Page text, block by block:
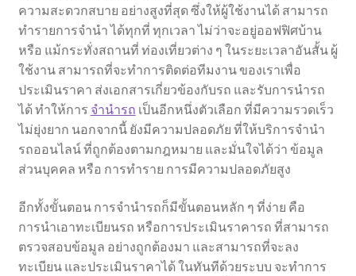
ความสะดวกสบาย อย่างสูงที่สุด ซึ่งให้ผู้ใช้งานได้ สามารถ
ทำรายการจำนำ ได้ทุกที่ ทุกเวลา ไม่ว่าจะอยู่ออฟฟิศบ้าน
หรือ แม้กระทั่งสถานที่ ท่องเที่ยวต่าง ๆ ในระยะเวลาอันสั้น ผู้
ใช้งาน สามารถที่จะทำการติดต่อทีมงาน ของเราเพื่อ
ประเมินราคา ส่งเอกสารเกี่ยวข้องกับรถ และรับการนำรถ
ได้ ทำให้การ จำนำรถ เป็นอีกหนึ่งตัวเลือก ที่มีความรวดเร็ว
ไม่ยุ่งยาก นอกจากนี้ ยังมีความปลอดภัย ที่ให้บริการจำนำ
รถออนไลน์ ที่ถูกต้องตามกฎหมาย และมั่นใจได้ว่า ข้อมูล
ส่วนบุคคล หรือ การทำราย การมีความปลอดภัยสูง
อีกทั้งขั้นตอน การจำนำรถก็มีขั้นตอนหลัก ๆ ที่ง่าย คือ
การนำเอาทะเบียนรถ หรือการประเมินราคารถ ที่สามารถ
ตรวจสอบข้อมูล อย่างถูกต้องมา และสามารถที่จะลง
ทะเบียน และประเมินราคาได้ ในทันทีด้วยระบบ จะทำการ